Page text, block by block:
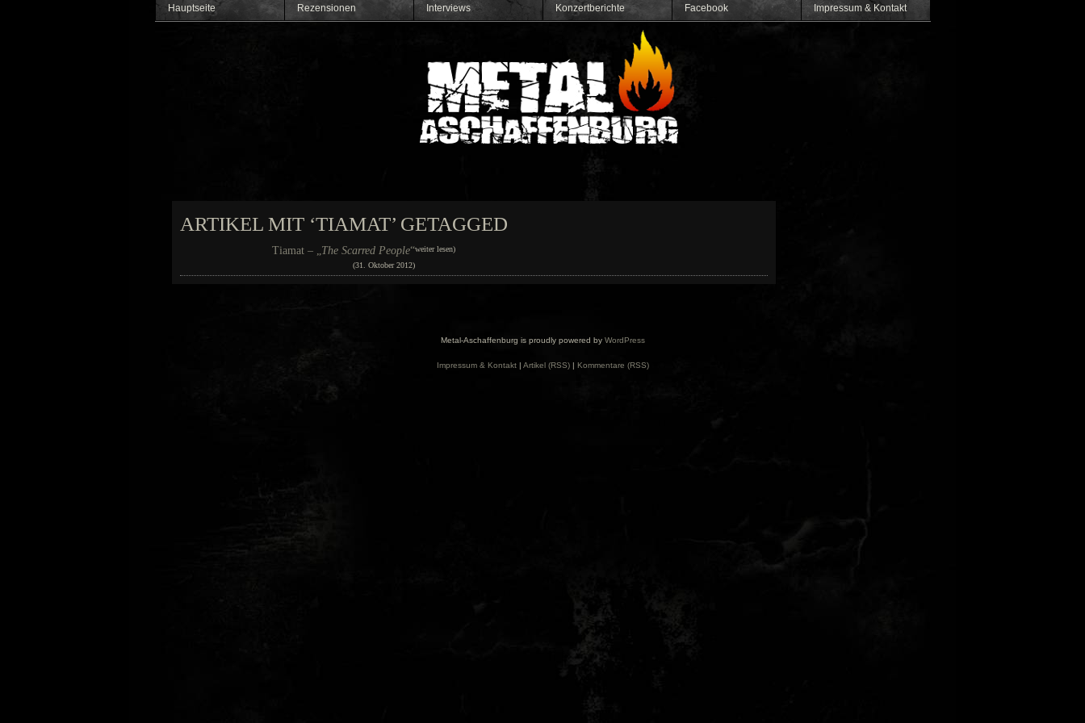
Hauptseite Rezensionen Interviews Konzertberichte Facebook Impressum & Kontakt
ARTIKEL MIT ‘TIAMAT’ GETAGGED
Tiamat – „The Scarred People“
(31. Oktober 2012)
weiter lesen)
Metal-Aschaffenburg is proudly powered by WordPress
Impressum & Kontakt| Artikel (RSS)| Kommentare (RSS)